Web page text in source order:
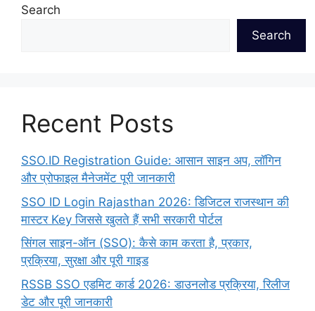
Search
Search
Recent Posts
SSO.ID Registration Guide: आसान साइन अप, लॉगिन
और प्रोफाइल मैनेजमेंट पूरी जानकारी
SSO ID Login Rajasthan 2026: डिजिटल राजस्थान की
मास्टर Key जिससे खुलते हैं सभी सरकारी पोर्टल
सिंगल साइन-ऑन (SSO): कैसे काम करता है, प्रकार,
प्रक्रिया, सुरक्षा और पूरी गाइड
RSSB SSO एडमिट कार्ड 2026: डाउनलोड प्रक्रिया, रिलीज
डेट और पूरी जानकारी